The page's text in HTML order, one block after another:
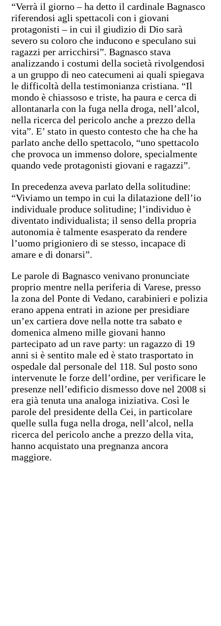
“Verrà il giorno – ha detto il cardinale Bagnasco
riferendosi agli spettacoli con i giovani
protagonisti – in cui il giudizio di Dio sarà
severo su coloro che inducono e speculano sui
ragazzi per arricchirsi”. Bagnasco stava
analizzando i costumi della società rivolgendosi
a un gruppo di neo catecumeni ai quali spiegava
le difficoltà della testimonianza cristiana. “Il
mondo è chiassoso e triste, ha paura e cerca di
allontanarla con la fuga nella droga, nell’alcol,
nella ricerca del pericolo anche a prezzo della
vita”. E’ stato in questo contesto che ha che ha
parlato anche dello spettacolo, “uno spettacolo
che provoca un immenso dolore, specialmente
quando vede protagonisti giovani e ragazzi”.
In precedenza aveva parlato della solitudine:
“Viviamo un tempo in cui la dilatazione dell’io
individuale produce solitudine; l’individuo è
diventato individualista; il senso della propria
autonomia è talmente esasperato da rendere
l’uomo prigioniero di se stesso, incapace di
amare e di donarsi”.
Le parole di Bagnasco venivano pronunciate
proprio mentre nella periferia di Varese, presso
la zona del Ponte di Vedano, carabinieri e polizia
erano appena entrati in azione per presidiare
un’ex cartiera dove nella notte tra sabato e
domenica almeno mille giovani hanno
partecipato ad un rave party: un ragazzo di 19
anni si è sentito male ed è stato trasportato in
ospedale dal personale del 118. Sul posto sono
intervenute le forze dell’ordine, per verificare le
presenze nell’edificio dismesso dove nel 2008 si
era già tenuta una analoga iniziativa. Così le
parole del presidente della Cei, in particolare
quelle sulla fuga nella droga, nell’alcol, nella
ricerca del pericolo anche a prezzo della vita,
hanno acquistato una pregnanza ancora
maggiore.